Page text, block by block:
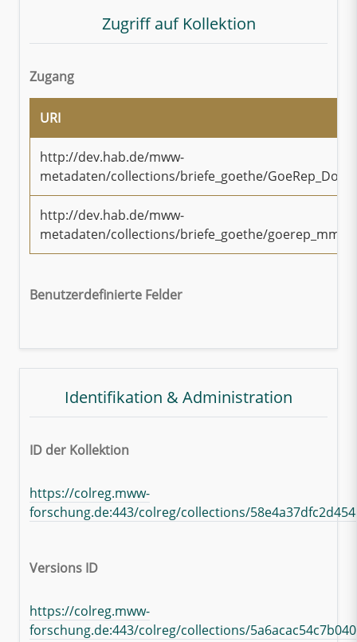
Zugriff auf Kollektion
Zugang
URI
http://dev.hab.de/mww-
metadaten/collections/briefe_goethe/
http://dev.hab.de/mww-
metadaten/collections/briefe_goethe/
Benutzerdefinierte Felder
Identifikation & Administration
ID der Kollektion
https://colreg.mww-
forschung.de:443/colreg/collections/
Versions ID
https://colreg.mww-
forschung.de:443/colreg/collections/